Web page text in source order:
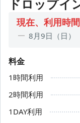
240円/2時間
📞お問合せについて
ご利用前日・当日
ドロップイ
現在、利用時
8月9日（日）
8月12日（水）
8月13日（木）
8月14日（金）
料金
1時間利用
2時間利用
1DAY利用